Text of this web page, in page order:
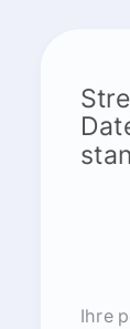
Ihre